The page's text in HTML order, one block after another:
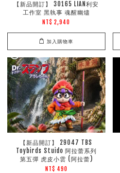
【新品開訂】 30165 LIAN利安
工作室 黑執事 魂醒幽燼
NT$ 2,940
加入購物車
【新品開訂】 29047 TBS
Toybirds Stuido 阿拉蕾系列
第五彈 虎皮小雲 (阿拉蕾)
NT$ 490